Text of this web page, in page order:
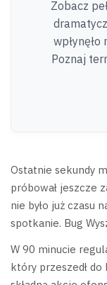
Zobacz
wpłynęło
Poznaj
Ostatnie sekundy
próbował jeszcze
nie było już czasu
spotkanie. Bug
W 90 minucie
który przeszedł do